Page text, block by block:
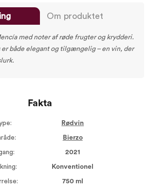
Om produktet
med noter af røde frugter og krydderi.
er både elegant og tilgængelig – en vin, der
Fakta
Rødvin
Bierzo
2021
Konventionel
750 ml